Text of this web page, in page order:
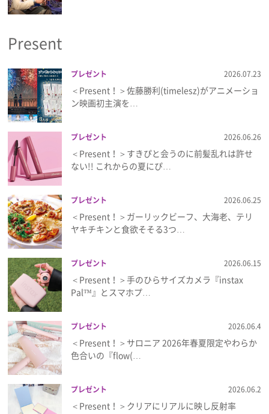
Present
プレゼント 2026.07.23
＜Present！＞佐藤勝利(timelesz)がアニメーショ
ン映画初主演を…
プレゼント 2026.06.26
＜Present！＞すきぴと会うのに前髪乱れは許せ
ない!! これからの夏にぴ…
プレゼント 2026.06.25
＜Present！＞ガーリックビーフ、大海老、テリ
ヤキチキンと食欲そそる3つ…
プレゼント 2026.06.15
＜Present！＞手のひらサイズカメラ『instax
Pal™』とスマホプ…
プレゼント 2026.06.4
＜Present！＞サロニア 2026年春夏限定やわらか
色合いの『flow(…
プレゼント 2026.06.2
＜Present！＞クリアにリアルに映し反射率